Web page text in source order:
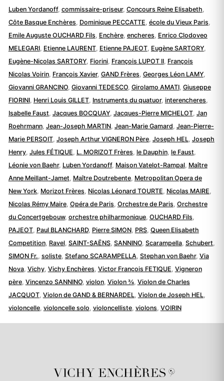
Luben Yordanoff, commissaire-priseur, Concours Reine Elisabeth,
Côte Basque Enchères, Dominique PECCATTE, école du Vieux Paris,
Emile Auguste OUCHARD Fils, Enchère, encheres, Enrico Clodoveo
MELEGARI, Etienne LAURENT, Etienne PAJEOT, Eugène SARTORY,
Eugène-Nicolas SARTORY, Fiorini, François LUPOT II, François
Nicolas Voirin, François Xavier, GAND Frères, Georges Léon LAMY,
Giovanni GRANCINO, Giovanni TEDESCO, Girolamo AMATI, Giuseppe
FIORINI, Henri Louis GILLET, Instruments du quatuor, interencheres,
Isabelle Faust, Jacques BOCQUAY, Jacques-Pierre MICHELOT, Jan
Roehrmann, Jean-Joseph MARTIN, Jean-Marie Gamard, Jean-Pierre-
Marie PERSOIT, Joseph Arthur VIGNERON Père, Joseph HEL, Joseph
Henry, Jules FÉTIQUE, L. MORIZOT Frères, le Dauphin, le Faust,
Léonie von Baehr, Luben Yordanoff, Maison Vatelot-Rampal, Maître
Anne Meillant-Jamet, Maître Doutrebente, Metropolitan Opera de
New York, Morizot Frères, Nicolas Léonard TOURTE, Nicolas MAIRE,
Nicolas Rémy Maire, Opéra de Paris, Orchestre de Paris, Orchestre
du Concertgebouw, orchestre philharmonique, OUCHARD Fils,
PAJEOT, Paul BLANCHARD, Pierre SIMON, PRS, Queen Elisabeth
Competition, Ravel, SAINT-SAËNS, SANNINO, Scarampella, Schubert,
SIMON Fr., soliste, Stefano SCARAMPELLA, Stephan von Baehr, Via
Nova, Vichy, Vichy Enchères, Victor François FETIQUE, Vigneron
père, Vincenzo SANNINO, violon, Violon ¾, Violon de Charles
JACQUOT, Violon de GAND & BERNARDEL, Violon de Joseph HEL,
violoncelle, violoncelle solo, violoncelliste, violons, VOIRIN